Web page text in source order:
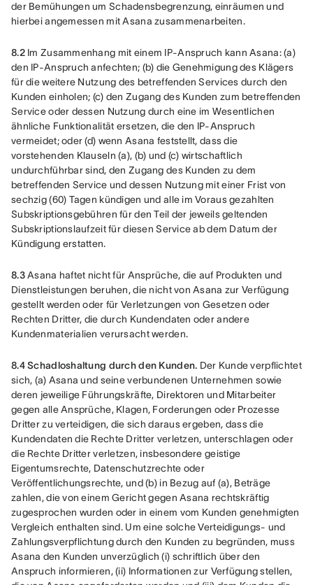
der Bemühungen um Schadensbegrenzung, einräumen und
hierbei angemessen mit Asana zusammenarbeiten.
8.2 Im Zusammenhang mit einem IP-Anspruch kann Asana: (a)
den IP-Anspruch anfechten; (b) die Genehmigung des Klägers
für die weitere Nutzung des betreffenden Services durch den
Kunden einholen; (c) den Zugang des Kunden zum betreffenden
Service oder dessen Nutzung durch eine im Wesentlichen
ähnliche Funktionalität ersetzen, die den IP-Anspruch
vermeidet; oder (d) wenn Asana feststellt, dass die
vorstehenden Klauseln (a), (b) und (c) wirtschaftlich
undurchführbar sind, den Zugang des Kunden zu dem
betreffenden Service und dessen Nutzung mit einer Frist von
sechzig (60) Tagen kündigen und alle im Voraus gezahlten
Subskriptionsgebühren für den Teil der jeweils geltenden
Subskriptionslaufzeit für diesen Service ab dem Datum der
Kündigung erstatten.
8.3 Asana haftet nicht für Ansprüche, die auf Produkten und
Dienstleistungen beruhen, die nicht von Asana zur Verfügung
gestellt werden oder für Verletzungen von Gesetzen oder
Rechten Dritter, die durch Kundendaten oder andere
Kundenmaterialien verursacht werden.
8.4 Schadloshaltung durch den Kunden. Der Kunde verpflichtet
sich, (a) Asana und seine verbundenen Unternehmen sowie
deren jeweilige Führungskräfte, Direktoren und Mitarbeiter
gegen alle Ansprüche, Klagen, Forderungen oder Prozesse
Dritter zu verteidigen, die sich daraus ergeben, dass die
Kundendaten die Rechte Dritter verletzen, unterschlagen oder
die Rechte Dritter verletzen, insbesondere geistige
Eigentumsrechte, Datenschutzrechte oder
Veröffentlichungsrechte, und (b) in Bezug auf (a), Beträge
zahlen, die von einem Gericht gegen Asana rechtskräftig
zugesprochen wurden oder in einem vom Kunden genehmigten
Vergleich enthalten sind. Um eine solche Verteidigungs- und
Zahlungsverpflichtung durch den Kunden zu begründen, muss
Asana den Kunden unverzüglich (i) schriftlich über den
Anspruch informieren, (ii) Informationen zur Verfügung stellen,